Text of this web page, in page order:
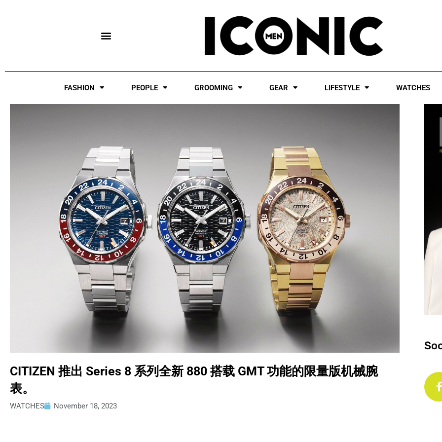
FASHION PEOPLE GROOMING GEAR LIFESTYLE WATCHES
CITIZEN 推出 Series 8 系列全新 880 搭载 GMT 功能的限量版机械腕
表。
WATCHES November 18, 2023
c